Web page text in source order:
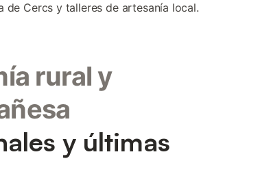
de Cercs y talleres de artesanía local.
rural y
y últimas